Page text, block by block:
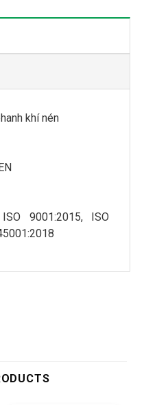
khí nén
ISO 9001:2015, ISO